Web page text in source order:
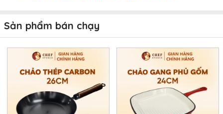
Sản phẩm bán chạy